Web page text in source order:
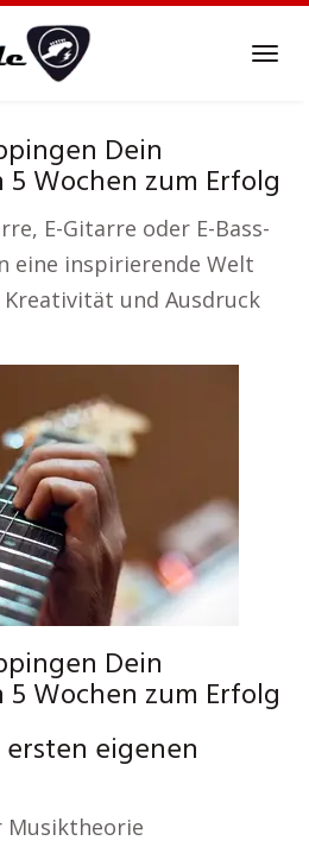
Dein
Wochen zum Erfolg
E-Gitarre oder E-Bass-
eine inspirierende Welt
und Ausdruck
Dein
Wochen zum Erfolg
eigenen
Musiktheorie